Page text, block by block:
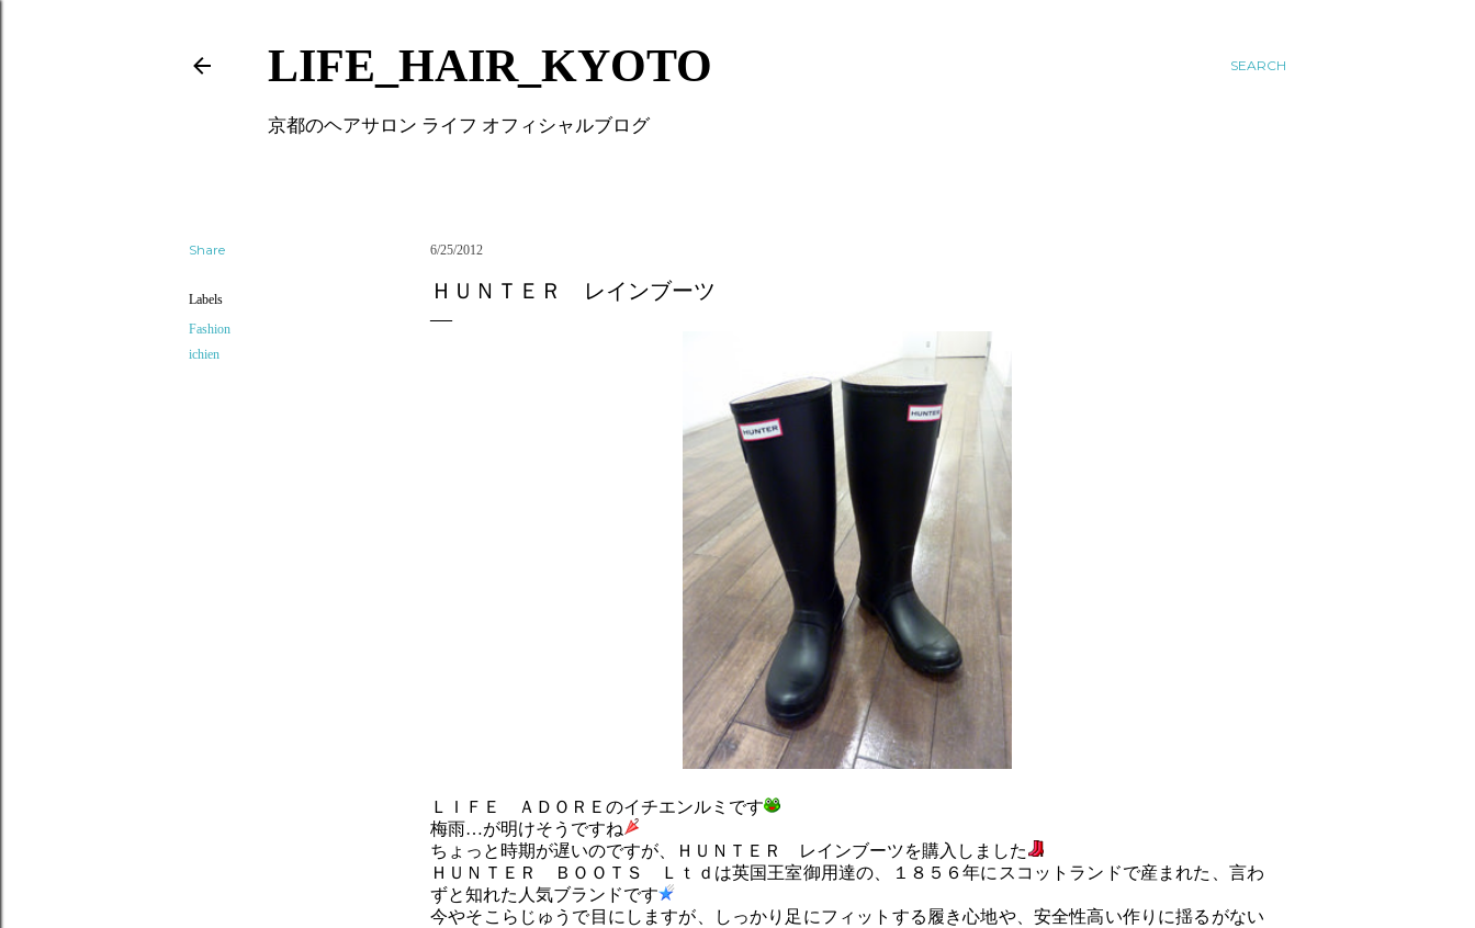
SEARCH
LIFE_HAIR_KYOTO
京都のヘアサロン ライフ オフィシャルブログ
Share
Labels
Fashion
ichien
6/25/2012
ＨＵＮＴＥＲ レインブーツ
ＬＩＦＥ ＡＤＯＲＥのイチエンルミです
梅雨…が明けそうですね
ちょっと時期が遅いのですが、ＨＵＮＴＥＲ レインブーツを購入しました
ＨＵＮＴＥＲ ＢＯＯＴＳ Ｌｔｄは英国王室御用達の、１８５６年にスコットランドで産まれた、言わ
ずと知れた人気ブランドです
今やそこらじゅうで目にしますが、しっかり足にフィットする履き心地や、安全性高い作りに揺るがない